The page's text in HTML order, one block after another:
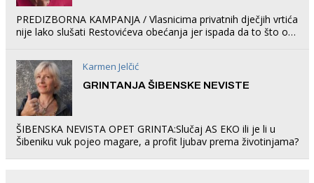
PREDIZBORNA KAMPANJA / Vlasnicima privatnih dječjih vrtića
nije lako slušati Restovićeva obećanja jer ispada da to što oni
Karmen Jelčić
GRINTANJA ŠIBENSKE NEVISTE
ŠIBENSKA NEVISTA OPET GRINTA:Slučaj AS EKO ili je li u
Šibeniku vuk pojeo magare, a profit ljubav prema životinjama?